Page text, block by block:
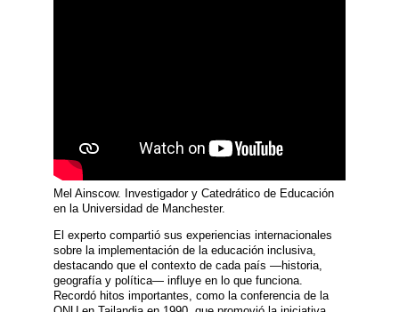
Mel Ainscow. Investigador y Catedrático de Educación
en la Universidad de Manchester.
El experto compartió sus experiencias internacionales
sobre la implementación de la educación inclusiva,
destacando que el contexto de cada país —historia,
geografía y política— influye en lo que funciona.
Recordó hitos importantes, como la conferencia de la